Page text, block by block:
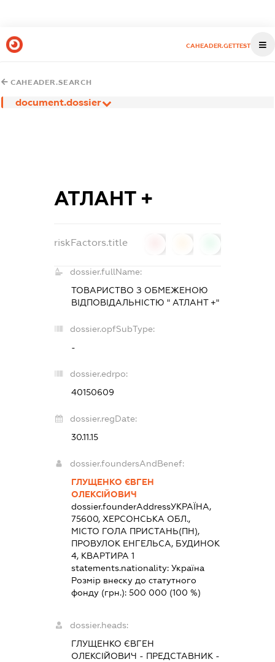
CAHEADER.GETTEST
CAHEADER.SEARCH
document.dossier
АТЛАНТ +
riskFactors.title
dossier.fullName:
ТОВАРИСТВО З ОБМЕЖЕНОЮ
ВІДПОВІДАЛЬНІСТЮ " АТЛАНТ +"
dossier.opfSubType:
-
dossier.edrpo:
40150609
dossier.regDate:
30.11.15
dossier.foundersAndBenef:
ГЛУЩЕНКО ЄВГЕН
ОЛЕКСІЙОВИЧ
dossier.founderAddressУКРАЇНА,
75600, ХЕРСОНСЬКА ОБЛ.,
МІСТО ГОЛА ПРИСТАНЬ(ПН),
ПРОВУЛОК ЕНГЕЛЬСА, БУДИНОК
4, КВАРТИРА 1
statements.nationality:Україна
Розмір внеску до статутного
фонду (грн.):500 000 (100 %)
dossier.heads:
ГЛУЩЕНКО ЄВГЕН
ОЛЕКСІЙОВИЧ - ПРЕДСТАВНИК -